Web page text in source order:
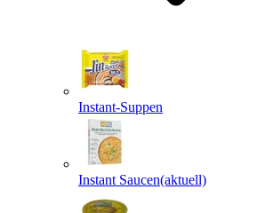
Instant-Suppen
Instant Saucen(aktuell)